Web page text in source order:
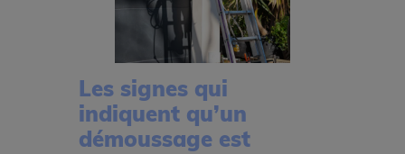
Les signes qui
indiquent qu’un
démoussage est